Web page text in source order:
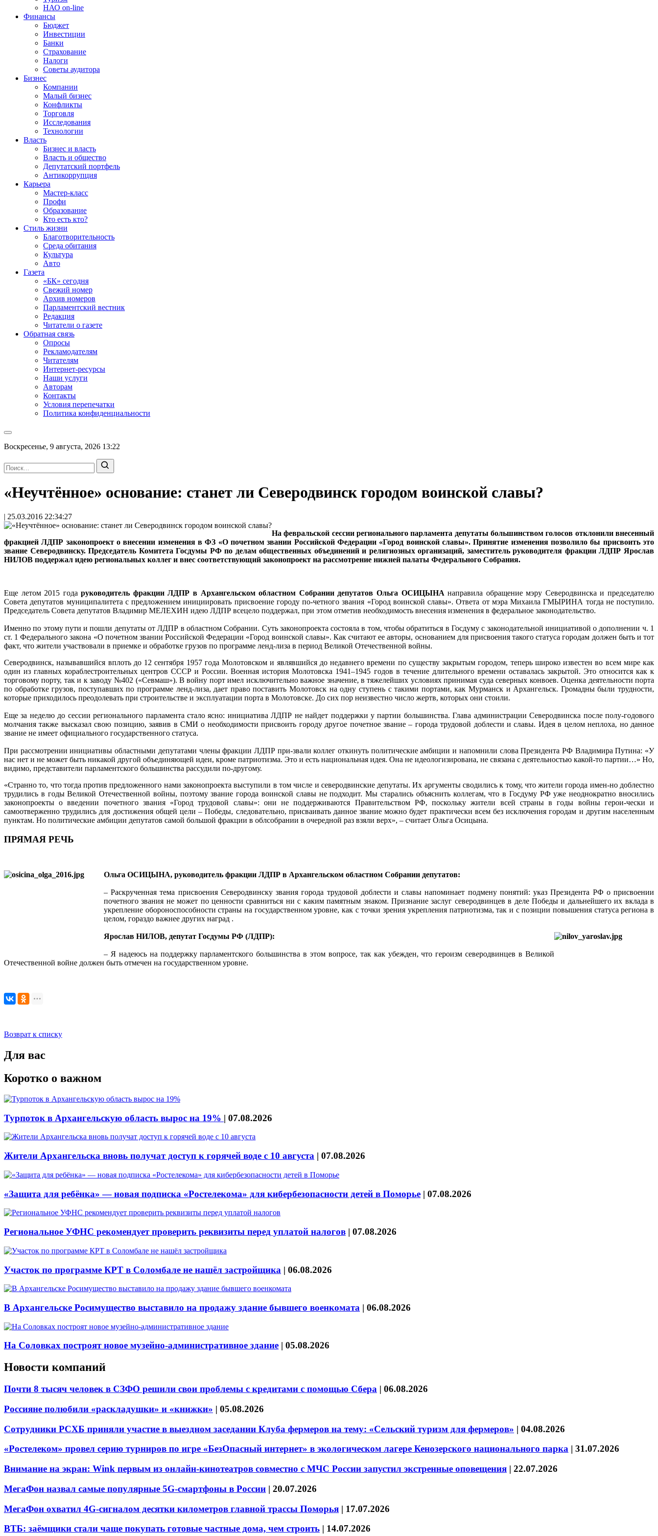
НАО on-line
Финансы
Бюджет
Инвестиции
Банки
Страхование
Налоги
Советы аудитора
Бизнес
Компании
Малый бизнес
Конфликты
Торговля
Исследования
Технологии
Власть
Бизнес и власть
Власть и общество
Депутатский портфель
Антикоррупция
Карьера
Мастер-класс
Профи
Образование
Кто есть кто?
Стиль жизни
Благотворительность
Среда обитания
Культура
Авто
Газета
«БК» сегодня
Свежий номер
Архив номеров
Парламентский вестник
Редакция
Читатели о газете
Обратная связь
Опросы
Рекламодателям
Читателям
Интернет-ресурсы
Наши услуги
Авторам
Контакты
Условия перепечатки
Политика конфиденциальности
Воскресенье, 9 августа, 2026 13:22
«Неучтённое» основание: cтанет ли Северодвинск городом воинской славы?
| 25.03.2016 22:34:27
На февральской сессии регионального парламента депутаты большинством голосов отклонили внесенный
фракцией ЛДПР законопроект о внесении изменения в ФЗ «О почетном звании Российской Федерации «Город воинской славы». Принятие изменения позволило бы присвоить это
звание Северодвинску. Председатель Комитета Госдумы РФ по делам общественных объединений и религиозных организаций, заместитель руководителя фракции ЛДПР Ярослав
НИЛОВ поддержал идею региональных коллег и внес соответствующий законопроект на рассмотрение нижней палаты Федерального Собрания.
Еще летом 2015 годаруководитель фракции ЛДПР в Архангельском областном Собрании депутатов Ольга ОСИЦЫНА направила обращение мэру Северодвинска и председателю
Совета депутатов муниципалитета с предложением инициировать присвоение городу по-четного звания «Город воинской славы». Ответа от мэра Михаила ГМЫРИНА тогда не поступило.
Председатель Совета депутатов Владимир МЕЛЕХИН идею ЛДПР всецело поддержал, при этом отметив необходимость внесения изменения в федеральное законодательство.
Именно по этому пути и пошли депутаты от ЛДПР в областном Собрании. Суть законопроекта состояла в том, чтобы обратиться в Госдуму с законодательной инициативой о дополнении ч. 1
ст. 1 Федерального закона «О почетном звании Российской Федерации «Город воинской славы». Как считают ее авторы, основанием для присвоения такого статуса городам должен быть и тот
факт, что жители участвовали в приемке и обработке грузов по программе ленд-лиза в период Великой Отечественной войны.
Северодвинск, называвшийся вплоть до 12 сентября 1957 года Молотовском и являвшийся до недавнего времени по существу закрытым городом, теперь широко известен во всем мире как
один из главных кораблестроительных центров СССР и России. Военная история Молотовска 1941–1945 годов в течение длительного времени оставалась закрытой. Это относится как к
торговому порту, так и к заводу №402 («Севмаш»). В войну порт имел исключительно важное значение, в тяжелейших условиях принимая суда северных конвоев. Оценка деятельности порта
по обработке грузов, поступавших по программе ленд-лиза, дает право поставить Молотовск на одну ступень с такими портами, как Мурманск и Архангельск. Громадны были трудности,
которые приходилось преодолевать при строительстве и эксплуатации порта в Молотовске. До сих пор неизвестно число жертв, которых они стоили.
Еще за неделю до сессии регионального парламента стало ясно: инициатива ЛДПР не найдет поддержки у партии большинства. Глава администрации Северодвинска после полу-годового
молчания также высказал свою позицию, заявив в СМИ о необходимости присвоить городу другое почетное звание – города трудовой доблести и славы. Идея в целом неплоха, но данное
звание не имеет официального государственного статуса.
При рассмотрении инициативы областными депутатами члены фракции ЛДПР при-звали коллег откинуть политические амбиции и напомнили слова Президента РФ Владимира Путина: «У
нас нет и не может быть никакой другой объединяющей идеи, кроме патриотизма. Это и есть национальная идея. Она не идеологизирована, не связана с деятельностью какой-то партии…» Но,
видимо, представители парламентского большинства рассудили по-другому.
«Странно то, что тогда против предложенного нами законопроекта выступили в том числе и северодвинские депутаты. Их аргументы сводились к тому, что жители города имен-но доблестно
трудились в годы Великой Отечественной войны, поэтому звание города воинской славы не подходит. Мы старались объяснить коллегам, что в Госдуму РФ уже неоднократно вносились
законопроекты о введении почетного звания «Город трудовой славы»: они не поддерживаются Правительством РФ, поскольку жители всей страны в годы войны герои-чески и
самоотверженно трудились для достижения общей цели – Победы, следовательно, присваивать данное звание можно будет практически всем без исключения городам и другим населенным
пунктам. Но политические амбиции депутатов самой большой фракции в облсобрании в очередной раз взяли верх», – считает Ольга Осицына.
ПРЯМАЯ РЕЧЬ
Ольга ОСИЦЫНА, руководитель фракции ЛДПР в Архангельском областном Собрании депутатов:
– Раскрученная тема присвоения Северодвинску звания города трудовой доблести и славы напоминает подмену понятий: указ Президента РФ о присвоении
почетного звания не может по ценности сравниться ни с каким памятным знаком. Признание заслуг северодвинцев в деле Победы и дальнейшего их вклада в
укрепление обороноспособности страны на государственном уровне, как с точки зрения укрепления патриотизма, так и с позиции повышения статуса региона в
целом, гораздо важнее других наград .
Ярослав НИЛОВ, депутат Госдумы РФ (ЛДПР):
– Я надеюсь на поддержку парламентского большинства в этом вопросе, так как убежден, что героизм северодвинцев в Великой
Отечественной войне должен быть отмечен на государственном уровне.
Возврат к списку
Для вас
Коротко о важном
Турпоток в Архангельскую область вырос на 19% | 07.08.2026
Жители Архангельска вновь получат доступ к горячей воде с 10 августа | 07.08.2026
«Защита для ребёнка» — новая подписка «Ростелекома» для кибербезопасности детей в Поморье | 07.08.2026
Региональное УФНС рекомендует проверить реквизиты перед уплатой налогов | 07.08.2026
Участок по программе КРТ в Соломбале не нашёл застройщика | 06.08.2026
В Архангельске Росимущество выставило на продажу здание бывшего военкомата | 06.08.2026
На Соловках построят новое музейно-административное здание | 05.08.2026
Новости компаний
Почти 8 тысяч человек в СЗФО решили свои проблемы с кредитами с помощью Сбера | 06.08.2026
Россияне полюбили «раскладушки» и «книжки» | 05.08.2026
Сотрудники РСХБ приняли участие в выездном заседании Клуба фермеров на тему: «Сельский туризм для фермеров» | 04.08.2026
«Ростелеком» провел серию турниров по игре «БезОпасный интернет» в экологическом лагере Кенозерского национального парка | 31.07.2026
Внимание на экран: Wink первым из онлайн-кинотеатров совместно с МЧС России запустил экстренные оповещения | 22.07.2026
МегаФон назвал самые популярные 5G-смартфоны в России | 20.07.2026
МегаФон охватил 4G-сигналом десятки километров главной трассы Поморья | 17.07.2026
ВТБ: заёмщики стали чаще покупать готовые частные дома, чем строить | 14.07.2026